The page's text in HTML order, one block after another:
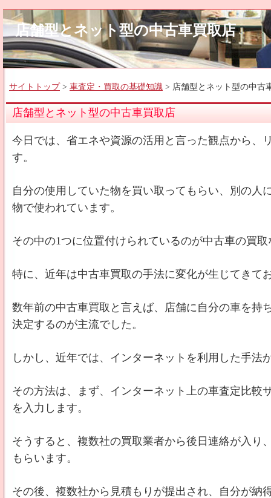
店舗型とネット型の中古車買取店
サイトトップ > 車査定・買取の基礎知識 > 店舗型とネット型の中古
店舗型とネット型の中古車買取店
今日では、省エネや資源の活用と言った観点から、
す。
自分の使用していた物を買い取ってもらい、別の人
物で使われています。
その中の1つに位置付けられているのが中古車の買
特に、近年は中古車買取の手法に変化が生じてきて
数年前の中古車買取と言えば、店舗に自分の車を持
決定するのが主流でした。
しかし、近年では、インターネットを利用した手法
その方法は、まず、インターネット上の車査定比較
を入力します。
そうすると、複数社の買取業者から後日連絡が入り
もらいます。
その後、複数社から見積もりが提出され、自分が納